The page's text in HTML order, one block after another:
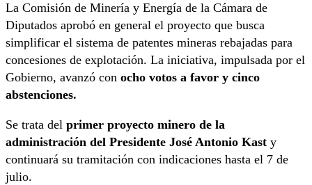
La Comisión de Minería y Energía de la Cámara de
Diputados aprobó en general el proyecto que busca
simplificar el sistema de patentes mineras rebajadas para
concesiones de explotación. La iniciativa, impulsada por el
Gobierno, avanzó con ocho votos a favor y cinco
abstenciones.
Se trata del primer proyecto minero de la
administración del Presidente José Antonio Kast y
continuará su tramitación con indicaciones hasta el 7 de
julio.